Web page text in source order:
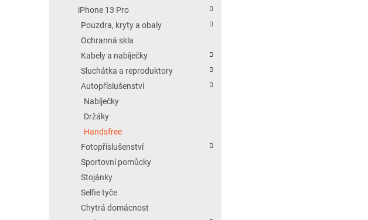
iPhone 13 Pro
Pouzdra, kryty a obaly
Ochranná skla
Kabely a nabíječky
Sluchátka a reproduktory
Autopříslušenství
Nabíječky
Držáky
Handsfree
Fotopříslušenství
Sportovní pomůcky
Stojánky
Selfie tyče
Chytrá domácnost